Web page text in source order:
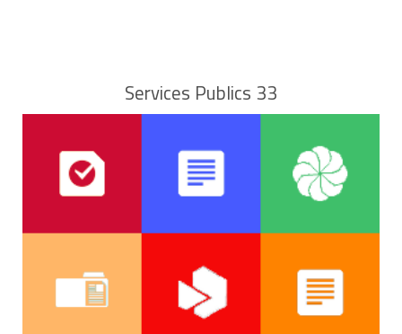
Services Publics 33